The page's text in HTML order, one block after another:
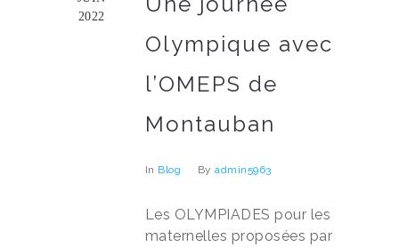
2022
Olympique avec
l’OMEPS de
Montauban
In Blog Byadmin5963
Les OLYMPIADES pour les
maternelles proposées par